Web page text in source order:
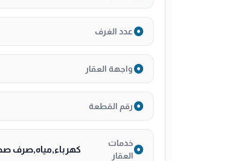
20 سنة ضد العيوب الإنشائية
سنتان على الصيانة لأعمال الكهرباء
سنة اتحاد ملاك مجانية
ضمان العزل المائي والحراري
لتواصل 0530089755
عدد الغرف
واجهة العقار
رقم القطعة
خدمات
العقار
كهرباء,مياه,صرف